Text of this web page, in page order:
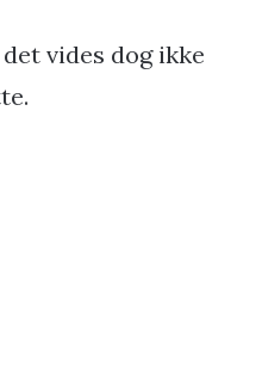
vides dog ikke